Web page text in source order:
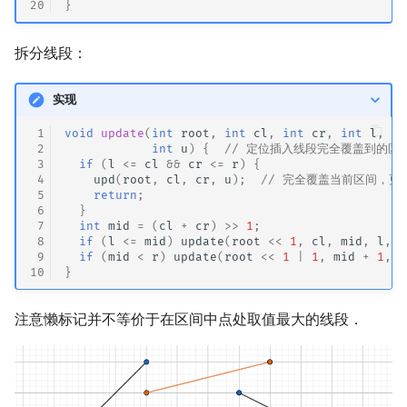
20 }
拆分线段：
实现
1
2
3
4
5
6
7
8
9
10
void update( int root , int cl , int cr , int l ,
int
u ) {
// 定位插入线段完全覆盖到的区
if
(l <= cl && cr <= r )
{
upd( root , cl , cr , u );
// 完全覆盖当前区间，更
return ;
}
int
mid = ( cl + cr ) >> 1 ;
if
(l <= mid ) update( root << 1 , cl , mid , l ,
if
(mid < r ) update( root << 1 1 , mid + 1 ,
}
注意懒标记并不等价于在区间中点处取值最大的线段．